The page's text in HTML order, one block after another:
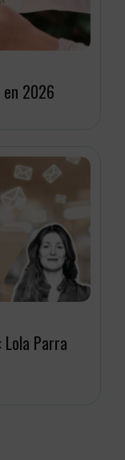
en 2026
Lola Parra